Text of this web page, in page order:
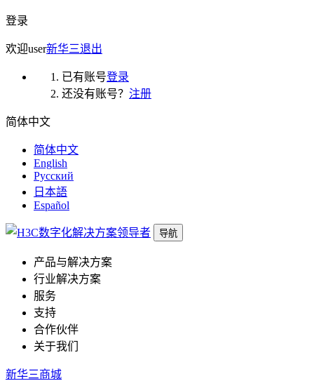
登录
欢迎user新华三退出
已有账号登录
还没有账号？ 注册
简体中文
简体中文
English
Русский
日本語
Español
导航
产品与解决方案
行业解决方案
服务
支持
合作伙伴
关于我们
新华三商城